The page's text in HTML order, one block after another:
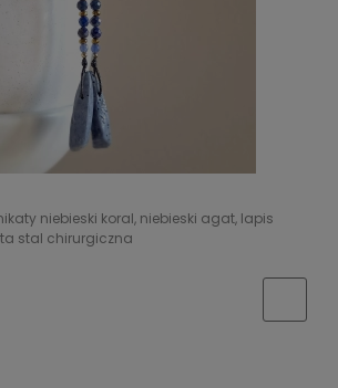
niebieski koral, niebieski agat, lapis
stal chirurgiczna